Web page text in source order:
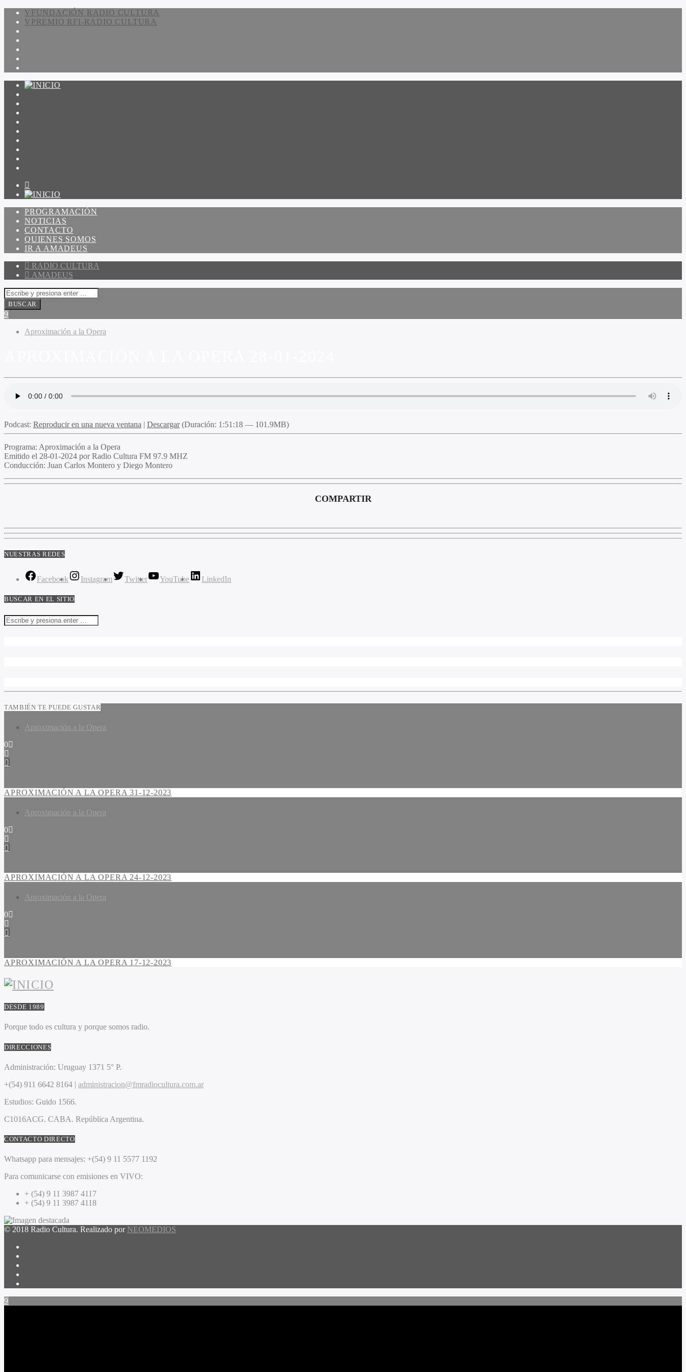
FUNDACIÓN RADIO CULTURA
PREMIO RFI-RADIO CULTURA
PROGRAMACIÓN
NOTICIAS
CONTACTO
QUIENES SOMOS
IR A AMADEUS
RADIO CULTURA
AMADEUS
Aproximación a la Opera
Podcast: Reproducir en una nueva ventana | Descargar(Duración: 1:51:18 — 101.9MB)
Programa: Aproximación a la Opera
Emitido el 28-01-2024 por Radio Cultura FM 97.9 MHZ
Conducción: Juan Carlos Montero y Diego Montero
COMPARTIR
NUESTRAS REDES
Facebook Instagram Twitter YouTube LinkedIn
BUSCAR EN EL SITIO
TAMBIÉN TE PUEDE GUSTAR
Aproximación a la Opera
0
APROXIMACIÓN A LA OPERA 31-12-2023
Aproximación a la Opera
0
APROXIMACIÓN A LA OPERA 24-12-2023
Aproximación a la Opera
0
APROXIMACIÓN A LA OPERA 17-12-2023
DESDE 1989
Porque todo es cultura y porque somos radio.
DIRECCIONES
Administración: Uruguay 1371 5° P.
+(54) 911 6642 8164 | administracion@fmradiocultura.com.ar
Estudios: Guido 1566.
C1016ACG. CABA. República Argentina.
CONTACTO DIRECTO
Whatsapp para mensajes: +(54) 9 11 5577 1192
Para comunicarse con emisiones en VIVO:
+ (54) 9 11 3987 4117
+ (54) 9 11 3987 4118
© 2018 Radio Cultura. Realizado por NEOMEDIOS